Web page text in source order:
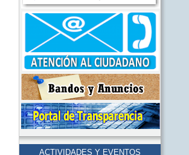
ACTIVIDADES Y EVENTOS